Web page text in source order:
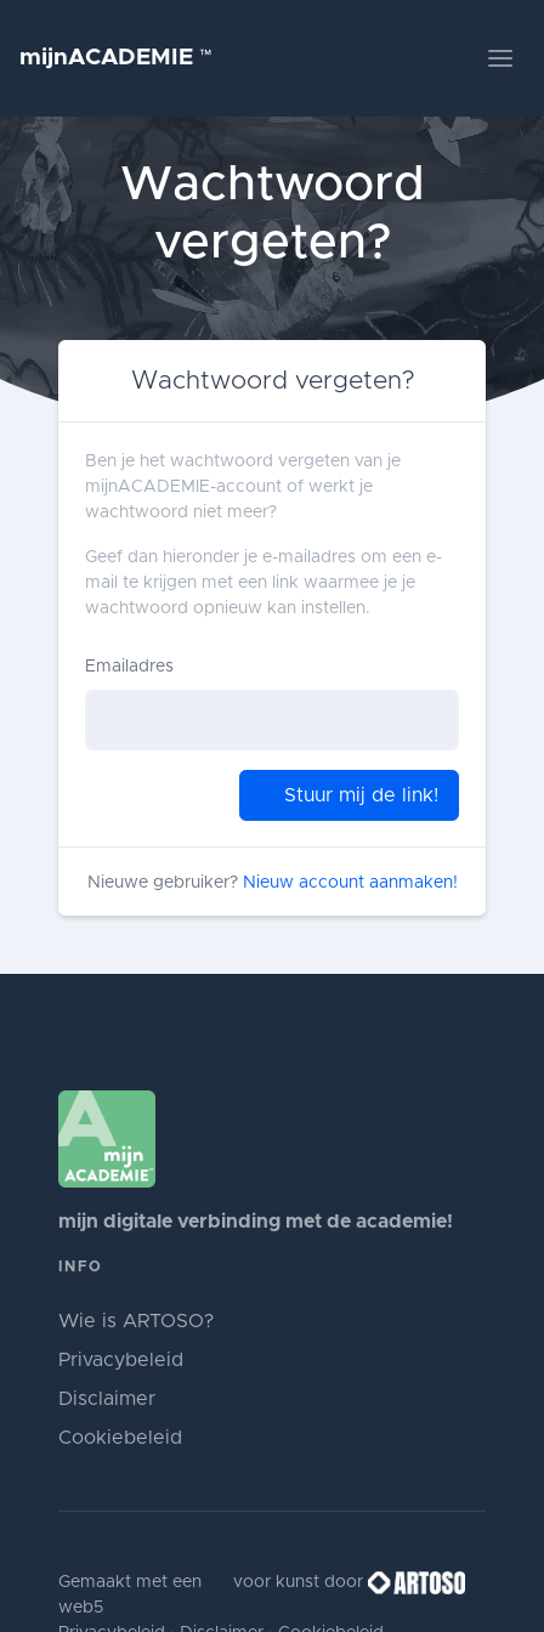
mijnACADEMIE ™
Wachtwoord
vergeten?
Wachtwoord vergeten?
Ben je het wachtwoord vergeten van je
mijnACADEMIE-account of werkt je
wachtwoord niet meer?
Geef dan hieronder je e-mailadres om een e-
mail te krijgen met een link waarmee je je
wachtwoord opnieuw kan instellen.
Emailadres
Stuur mij de link!
Nieuwe gebruiker? Nieuw account aanmaken!
mijn digitale verbinding met de academie!
INFO
Wie is ARTOSO?
Privacybeleid
Disclaimer
Cookiebeleid
Gemaakt met een
voor kunst door
web5